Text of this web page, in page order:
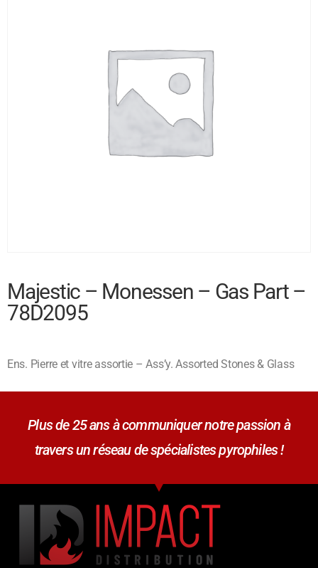
Majestic – Monessen – Gas Part –
78D2095
Ens. Pierre et vitre assortie – Ass’y. Assorted Stones & Glass
Plus de 25 ans à communiquer notre passion à
travers un réseau de spécialistes pyrophiles !